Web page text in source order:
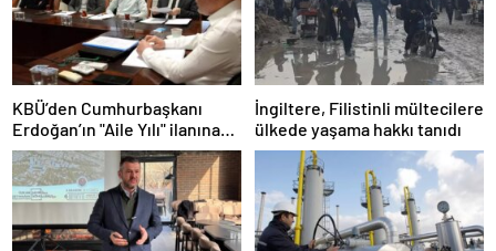
KBÜ’den Cumhurbaşkanı
Erdoğan’ın "Aile Yılı" ilanına
akademik destek
İngiltere, Filistinli mültecilere
ülkede yaşama hakkı tanıdı